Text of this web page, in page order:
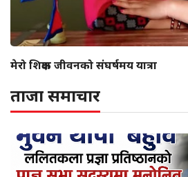
मेरो शिक्षक जीवनको संघर्षमय यात्रा
ताजा समाचार